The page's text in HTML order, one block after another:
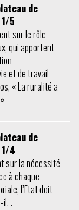
de
5
sur le rôle
qui apportent
et de travail
« La ruralité a
de
4
sur la nécessité
à chaque
l’Etat doit
.